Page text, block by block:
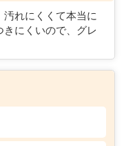
れにくくて本当に
にくいので、グレ